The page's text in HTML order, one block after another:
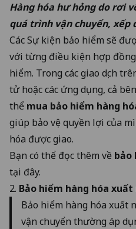
Hàng hóa hư hỏng do rơi
quá trình vận chuyển, xếp
Các Sự kiện bảo hiểm sẽ
với từng điều kiện hợp
hiểm. Trong các giao dịch
tử hoặc các ứng dụng, cả
thể mua bảo hiểm hàng
giúp bảo vệ quyền lợi của
hóa được giao.
Bạn có thể đọc thêm về bảo
tại đây.
2. Bảo hiểm hàng hóa xuất
Bảo hiểm hàng hóa xuất
vận chuyển thường áp